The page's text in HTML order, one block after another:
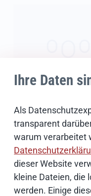
Ihre Daten
Als
transparent
warum verarbeitet
dieser Website
kleine Dateien, die
werden. Einige
News-
E-Mail schreiben